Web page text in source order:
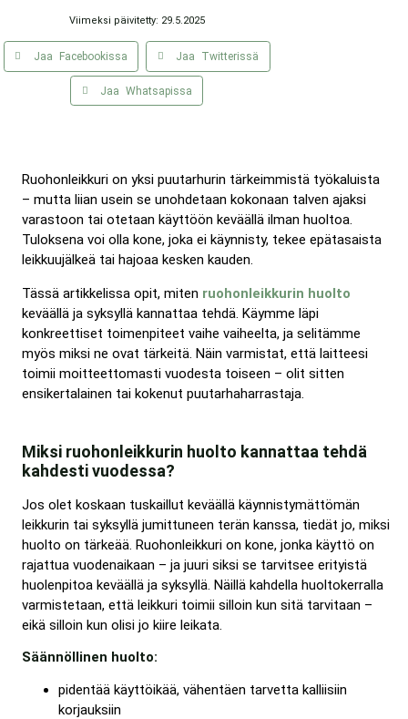
Viimeksi päivitetty: 29.5.2025
Jaa Facebookissa Jaa Twitterissä
Jaa Whatsapissa
Ruohonleikkuri on yksi puutarhurin tärkeimmistä työkaluista
– mutta liian usein se unohdetaan kokonaan talven ajaksi
varastoon tai otetaan käyttöön keväällä ilman huoltoa.
Tuloksena voi olla kone, joka ei käynnisty, tekee epätasaista
leikkuujälkeä tai hajoaa kesken kauden.
Tässä artikkelissa opit, miten ruohonleikkurin huolto
keväällä ja syksyllä kannattaa tehdä. Käymme läpi
konkreettiset toimenpiteet vaihe vaiheelta, ja selitämme
myös miksi ne ovat tärkeitä. Näin varmistat, että laitteesi
toimii moitteettomasti vuodesta toiseen – olit sitten
ensikertalainen tai kokenut puutarhaharrastaja.
Miksi ruohonleikkurin huolto kannattaa tehdä
kahdesti vuodessa?
Jos olet koskaan tuskaillut keväällä käynnistymättömän
leikkurin tai syksyllä jumittuneen terän kanssa, tiedät jo, miksi
huolto on tärkeää. Ruohonleikkuri on kone, jonka käyttö on
rajattua vuodenaikaan – ja juuri siksi se tarvitsee erityistä
huolenpitoa keväällä ja syksyllä. Näillä kahdella huoltokerralla
varmistetaan, että leikkuri toimii silloin kun sitä tarvitaan –
eikä silloin kun olisi jo kiire leikata.
Säännöllinen huolto:
pidentää käyttöikää, vähentäen tarvetta kalliisiin
korjauksiin